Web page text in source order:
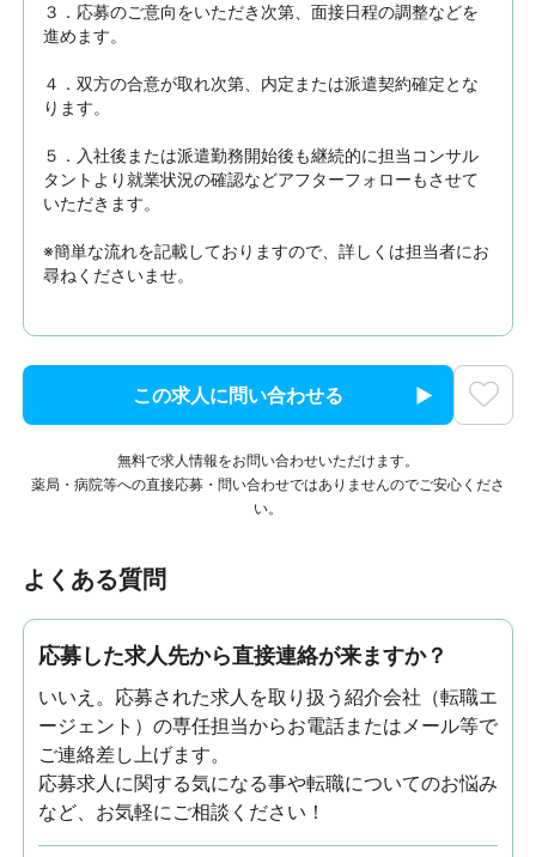
３．応募のご意向をいただき次第、面接日程の調整などを
進めます。
４．双方の合意が取れ次第、内定または派遣契約確定とな
ります。
５．入社後または派遣勤務開始後も継続的に担当コンサル
タントより就業状況の確認などアフターフォローもさせて
いただきます。
※簡単な流れを記載しておりますので、詳しくは担当者にお
尋ねくださいませ。
この求人に問い合わせる
無料で求人情報をお問い合わせいただけます。
薬局・病院等への直接応募・問い合わせではありませんのでご安心くださ
い。
よくある質問
応募した求人先から直接連絡が来ますか？
いいえ。応募された求人を取り扱う紹介会社（転職エ
ージェント）の専任担当からお電話またはメール等で
ご連絡差し上げます。
応募求人に関する気になる事や転職についてのお悩み
など、お気軽にご相談ください！